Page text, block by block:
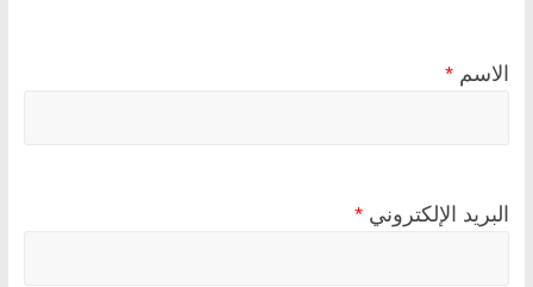
الاسم *
البريد الإلكتروني *